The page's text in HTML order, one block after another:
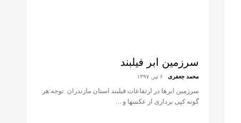
سرزمین ابر فیلبند
محمد جعفری ۶ تیر, ۱۳۹۷
سرزمین ابرها در ارتفاعات فیلبند استان مازندران توجه:هر
گونه کپی برداری از عکسها و …